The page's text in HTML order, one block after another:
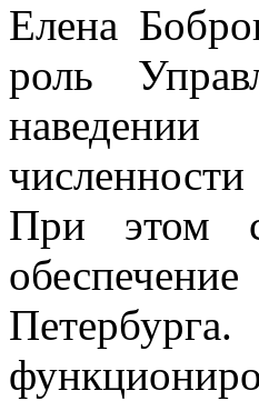
Елена
роль
При этом